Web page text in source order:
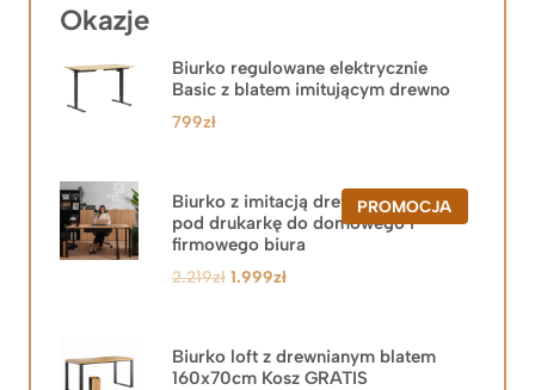
Okazje
Biurko regulowane elektrycznie
Basic z blatem imitującym drewno
799zł
PROMOCJAPRODUKT
W
Biurko z imitacją drewna z szafką
pod drukarkę do domowego i
firmowego biura
2.219zł Pierwotna
2.219zł.
1.999złAktualna
1.999zł.
Biurko loft z drewnianym blatem
160x70cm Kosz GRATIS